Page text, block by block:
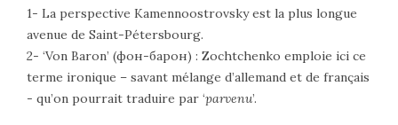
1- La perspective Kamennoostrovsky est la plus longue
avenue de Saint-Pétersbourg.
2- ‘Von Baron’ (фон-барон) : Zochtchenko emploie ici ce
terme ironique – savant mélange d’allemand et de français
- qu’on pourrait traduire par ‘parvenu’.